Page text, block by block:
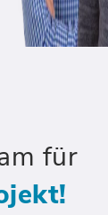
für